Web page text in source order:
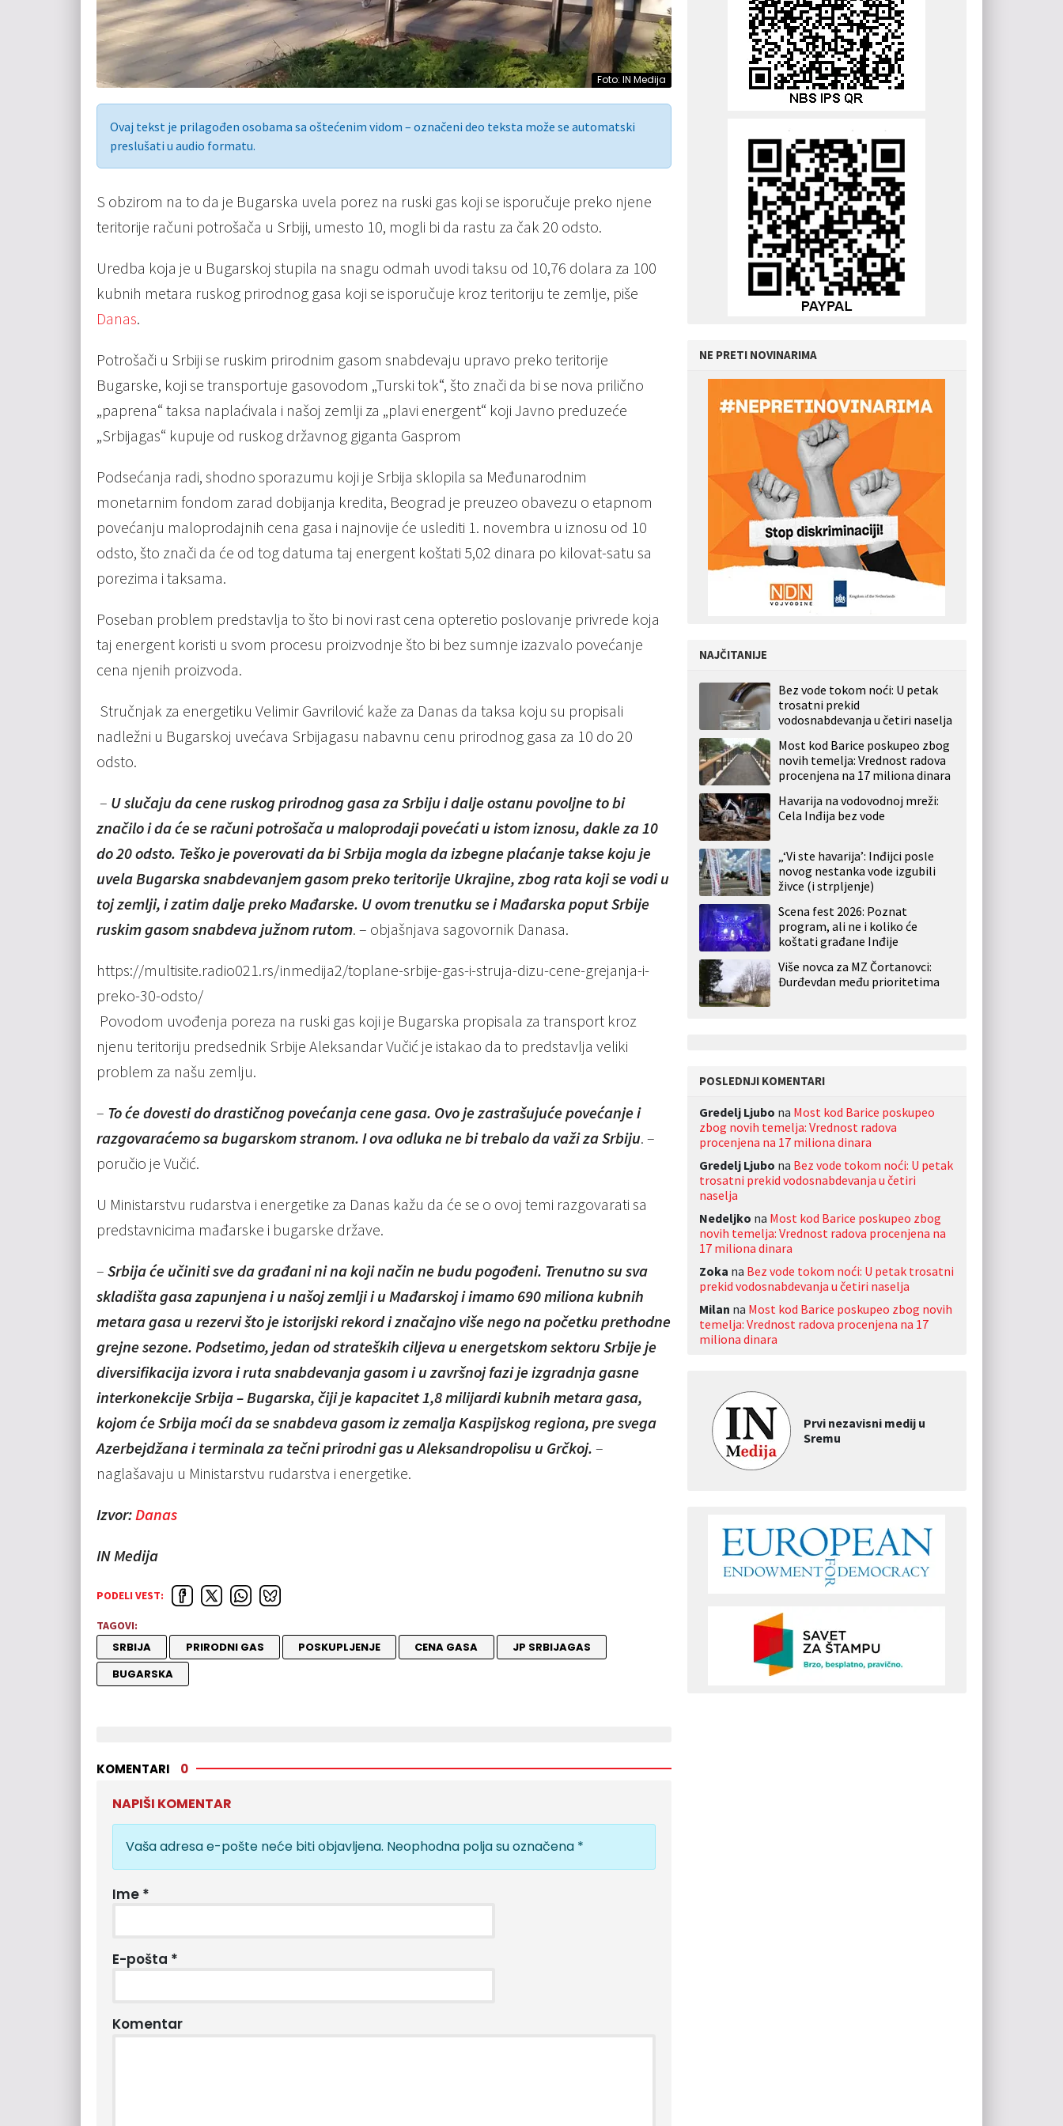
Foto: IN Medija
Ovaj tekst je prilagođen osobama sa oštećenim vidom – označeni deo teksta može se automatski
preslušati u audio formatu.
S obzirom na to da je Bugarska uvela porez na ruski gas koji se isporučuje preko njene
teritorije računi potrošača u Srbiji, umesto 10, mogli bi da rastu za čak 20 odsto.
Uredba koja je u Bugarskoj stupila na snagu odmah uvodi taksu od 10,76 dolara za 100
kubnih metara ruskog prirodnog gasa koji se isporučuje kroz teritoriju te zemlje, piše
Danas.
Potrošači u Srbiji se ruskim prirodnim gasom snabdevaju upravo preko teritorije
Bugarske, koji se transportuje gasovodom „Turski tok“, što znači da bi se nova prilično
„paprena“ taksa naplaćivala i našoj zemlji za „plavi energent“ koji Javno preduzeće
„Srbijagas“ kupuje od ruskog državnog giganta Gasprom
Podsećanja radi, shodno sporazumu koji je Srbija sklopila sa Međunarodnim
monetarnim fondom zarad dobijanja kredita, Beograd je preuzeo obavezu o etapnom
povećanju maloprodajnih cena gasa i najnovije će uslediti 1. novembra u iznosu od 10
odsto, što znači da će od tog datuma taj energent koštati 5,02 dinara po kilovat-satu sa
porezima i taksama.
Poseban problem predstavlja to što bi novi rast cena opteretio poslovanje privrede koja
taj energent koristi u svom procesu proizvodnje što bi bez sumnje izazvalo povećanje
cena njenih proizvoda.
Stručnjak za energetiku Velimir Gavrilović kaže za Danas da taksa koju su propisali
nadležni u Bugarskoj uvećava Srbijagasu nabavnu cenu prirodnog gasa za 10 do 20
odsto.
– U slučaju da cene ruskog prirodnog gasa za Srbiju i dalje ostanu povoljne to bi
značilo i da će se računi potrošača u maloprodaji povećati u istom iznosu, dakle za 10
do 20 odsto. Teško je poverovati da bi Srbija mogla da izbegne plaćanje takse koju je
uvela Bugarska snabdevanjem gasom preko teritorije Ukrajine, zbog rata koji se vodi u
toj zemlji, i zatim dalje preko Mađarske. U ovom trenutku se i Mađarska poput Srbije
ruskim gasom snabdeva južnom rutom. – objašnjava sagovornik Danasa.
https://multisite.radio021.rs/inmedija2/toplane-srbije-gas-i-struja-dizu-cene-grejanja-i-
preko-30-odsto/
Povodom uvođenja poreza na ruski gas koji je Bugarska propisala za transport kroz
njenu teritoriju predsednik Srbije Aleksandar Vučić je istakao da to predstavlja veliki
problem za našu zemlju.
– To će dovesti do drastičnog povećanja cene gasa. Ovo je zastrašujuće povećanje i
razgovaraćemo sa bugarskom stranom. I ova odluka ne bi trebalo da važi za Srbiju. –
poručio je Vučić.
U Ministarstvu rudarstva i energetike za Danas kažu da će se o ovoj temi razgovarati sa
predstavnicima mađarske i bugarske države.
– Srbija će učiniti sve da građani ni na koji način ne budu pogođeni. Trenutno su sva
skladišta gasa zapunjena i u našoj zemlji i u Mađarskoj i imamo 690 miliona kubnih
metara gasa u rezervi što je istorijski rekord i značajno više nego na početku prethodne
grejne sezone. Podsetimo, jedan od strateških ciljeva u energetskom sektoru Srbije je
diversifikacija izvora i ruta snabdevanja gasom i u završnoj fazi je izgradnja gasne
interkonekcije Srbija – Bugarska, čiji je kapacitet 1,8 milijardi kubnih metara gasa,
kojom će Srbija moći da se snabdeva gasom iz zemalja Kaspijskog regiona, pre svega
Azerbejdžana i terminala za tečni prirodni gas u Aleksandropolisu u Grčkoj. –
naglašavaju u Ministarstvu rudarstva i energetike.
Izvor:Danas
IN Medija
PODELI VEST:
TAGOVI:
SRBIJA PRIRODNI GAS POSKUPLJENJE CENA GASA
JP SRBIJAGAS
BUGARSKA
KOMENTARI 0
NAPIŠI KOMENTAR
Vaša adresa e-pošte neće biti objavljena. Neophodna polja su označena *
Ime *
E-pošta *
Komentar
NE PRETI NOVINARIMA
NAJČITANIJE
Bez vode tokom noći: U petak
trosatni prekid
vodosnabdevanja u četiri naselja
Most kod Barice poskupeo zbog
novih temelja: Vrednost radova
procenjena na 17 miliona dinara
Havarija na vodovodnoj mreži:
Cela Inđija bez vode
„‘Vi ste havarija’: Inđijci posle
novog nestanka vode izgubili
živce (i strpljenje)
Scena fest 2026: Poznat
program, ali ne i koliko će
koštati građane Inđije
Više novca za MZ Čortanovci:
Đurđevdan među prioritetima
POSLEDNJI KOMENTARI
Gredelj Ljubo na Most kod Barice poskupeo
zbog novih temelja: Vrednost radova
procenjena na 17 miliona dinara
Gredelj Ljubo na Bez vode tokom noći: U petak
trosatni prekid vodosnabdevanja u četiri
naselja
Nedeljko na Most kod Barice poskupeo zbog
novih temelja: Vrednost radova procenjena na
17 miliona dinara
Zoka na Bez vode tokom noći: U petak trosatni
prekid vodosnabdevanja u četiri naselja
Milan na Most kod Barice poskupeo zbog novih
temelja: Vrednost radova procenjena na 17
miliona dinara
Prvi nezavisni medij u
Sremu